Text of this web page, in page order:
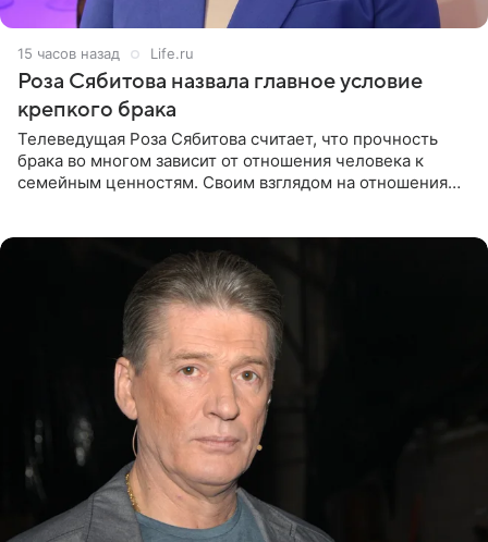
15 часов назад Life.ru
Роза Сябитова назвала главное условие
крепкого брака
Телеведущая Роза Сябитова считает, что прочность
брака во многом зависит от отношения человека к
семейным ценностям. Своим взглядом на отношения